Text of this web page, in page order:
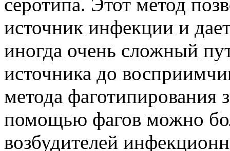
серотипа. Этот метод
источник инфекции и
иногда очень сложный
источника до
метода фаготипирования
помощью фагов можно
возбудителей